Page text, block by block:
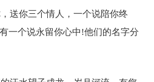
送你三个情人，一个说陪你终
一个说永留你心中!他们的名字分